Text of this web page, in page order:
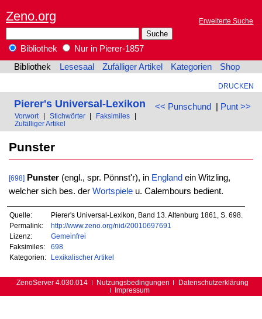
Zeno.org Erweiterte Suche
Bibliothek
Nur in Pierer-1857
Bibliothek
Lesesaal Zufälliger Artikel Kategorien Shop
DRUCKEN
<< Punschund| Punt >>
Pierer's Universal-Lexikon
Vorwort Stichwörter Faksimiles
Zufälliger Artikel
Punster
[698] Punster(engl., spr. Pönnst'r), in England ein Witzling,
welcher sich bes. der Wortspieleu. Calembours bedient.
Quelle:
Pierer's Universal-Lexikon, Band 13. Altenburg 1861, S. 698.
Permalink:
http://www.zeno.org/nid/20010697691
Lizenz:
Gemeinfrei
Faksimiles:
698
Kategorien:
Lexikalischer Artikel
ZenoServer 4.030.014 Nutzungsbedingungen
Datenschutzerklärung
Impressum